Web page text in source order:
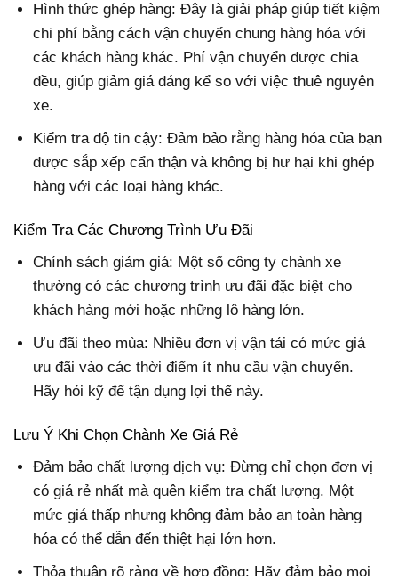
Hình thức ghép hàng: Đây là giải pháp giúp tiết kiệm
chi phí bằng cách vận chuyển chung hàng hóa với
các khách hàng khác. Phí vận chuyển được chia
đều, giúp giảm giá đáng kể so với việc thuê nguyên
xe.
Kiểm tra độ tin cậy: Đảm bảo rằng hàng hóa của bạn
được sắp xếp cẩn thận và không bị hư hại khi ghép
hàng với các loại hàng khác.
Kiểm Tra Các Chương Trình Ưu Đãi
Chính sách giảm giá: Một số công ty chành xe
thường có các chương trình ưu đãi đặc biệt cho
khách hàng mới hoặc những lô hàng lớn.
Ưu đãi theo mùa: Nhiều đơn vị vận tải có mức giá
ưu đãi vào các thời điểm ít nhu cầu vận chuyển.
Hãy hỏi kỹ để tận dụng lợi thế này.
Lưu Ý Khi Chọn Chành Xe Giá Rẻ
Đảm bảo chất lượng dịch vụ: Đừng chỉ chọn đơn vị
có giá rẻ nhất mà quên kiểm tra chất lượng. Một
mức giá thấp nhưng không đảm bảo an toàn hàng
hóa có thể dẫn đến thiệt hại lớn hơn.
Thỏa thuận rõ ràng về hợp đồng: Hãy đảm bảo mọi